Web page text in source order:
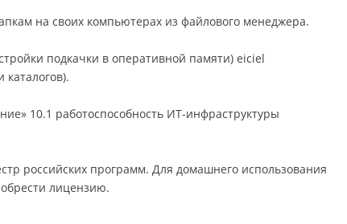
на своих компьютерах из файлового менеджера.
подкачки в оперативной памяти) eiciel
каталогов).
10.1 работоспособность ИТ-инфраструктуры
российских программ. Для домашнего использования
лицензию.